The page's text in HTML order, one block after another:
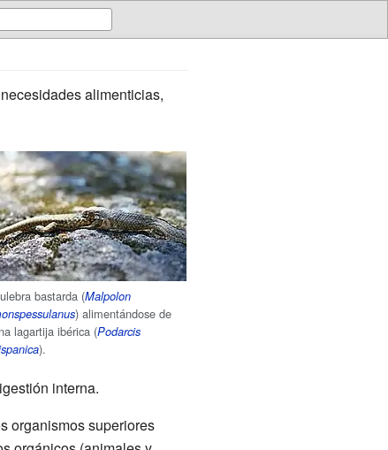
alimenticias,
bastarda (Malpolon
) alimentándose de
lagartija ibérica (Podarcis
).
interna.
organismos superiores